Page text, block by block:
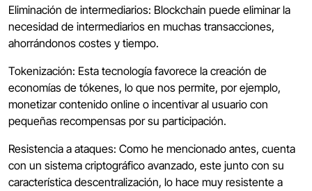
Eliminación de intermediarios: Blockchain puede eliminar la
necesidad de intermediarios en muchas transacciones,
ahorrándonos costes y tiempo.
Tokenización: Esta tecnología favorece la creación de
economías de tókenes, lo que nos permite, por ejemplo,
monetizar contenido online o incentivar al usuario con
pequeñas recompensas por su participación.
Resistencia a ataques: Como he mencionado antes, cuenta
con un sistema criptográfico avanzado, este junto con su
característica descentralización, lo hace muy resistente a